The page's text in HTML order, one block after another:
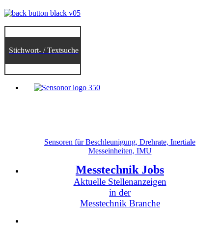
Stichwort- / Textsuche
Sensoren für Beschleunigung, Drehrate, Inertiale
Messeinheiten, IMU
Messtechnik Jobs
Aktuelle Stellenanzeigen
in der
Messtechnik Branche